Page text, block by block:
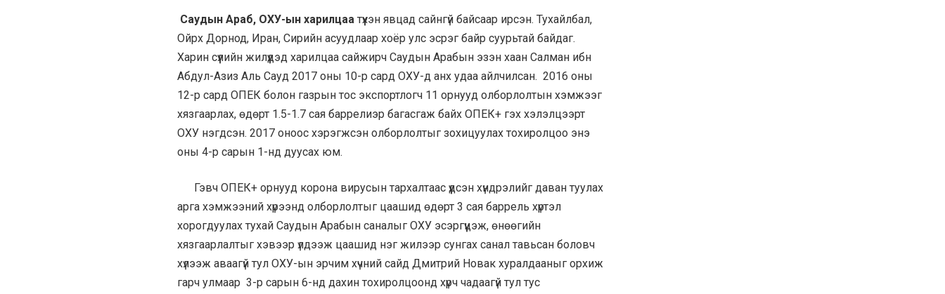
Саудын Араб, ОХУ-ын харилцаа түүхэн явцад сайнгүй байсаар ирсэн. Тухайлбал,
Ойрх Дорнод, Иран, Сирийн асуудлаар хоёр улс эсрэг байр суурьтай байдаг.
Харин сүүлийн жилүүдэд харилцаа сайжирч Саудын Арабын эзэн хаан Салман ибн
Абдул-Азиз Аль Сауд 2017 оны 10-р сард ОХУ-д анх удаа айлчилсан. 2016 оны
12-р сард ОПЕК болон газрын тос экспортлогч 11 орнууд олборлолтын хэмжээг
хязгаарлах, өдөрт 1.5-1.7 сая баррелиэр багасгаж байх ОПЕК+ гэх хэлэлцээрт
ОХУ нэгдсэн. 2017 оноос хэрэгжсэн олборлолтыг зохицуулах тохиролцоо энэ
оны 4-р сарын 1-нд дуусах юм.
Гэвч ОПЕК+ орнууд корона вирусын тархалтаас үүдсэн хүндрэлийг даван туулах
арга хэмжээний хүрээнд олборлолтыг цаашид өдөрт 3 сая баррель хүртэл
хорогдуулах тухай Саудын Арабын саналыг ОХУ эсэргүүцэж, өнөөгийн
хязгаарлалтыг хэвээр үлдээж цаашид нэг жилээр сунгах санал тавьсан боловч
хүлээж аваагүй тул ОХУ-ын эрчим хүчний сайд Дмитрий Новак хуралдааныг орхиж
гарч улмаар 3-р сарын 6-нд дахин тохиролцоонд хүрч чадаагүй тул тус